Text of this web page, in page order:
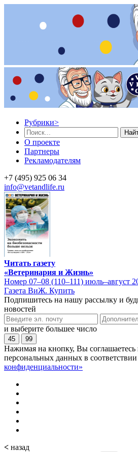
Рубрики>
О проекте
Партнеры
Рекламодателям
+7 (495) 925 06 34
info@vetandlife.ru
Читать газету
«Ветеринария и Жизнь»
Номер 07–08 (110–111) июль–август
Газета ВиЖ. Купить
Подпишитесь на нашу рассылку и
новостей
и выберите большее число
45 99
Нажимая на кнопку, Вы соглашаетесь
персональных данных в соответствии
конфиденциальности»
< назад